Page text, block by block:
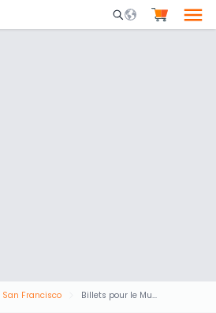
Mobile Search
San Francisco Billets pour le Musée de l'art du dessin animé et de la bande dessinée à San Francisco